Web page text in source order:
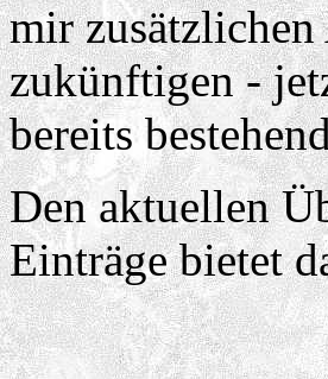
mir zusätzlichen
zukünftigen -
bereits
Den aktuellen
Einträge bietet